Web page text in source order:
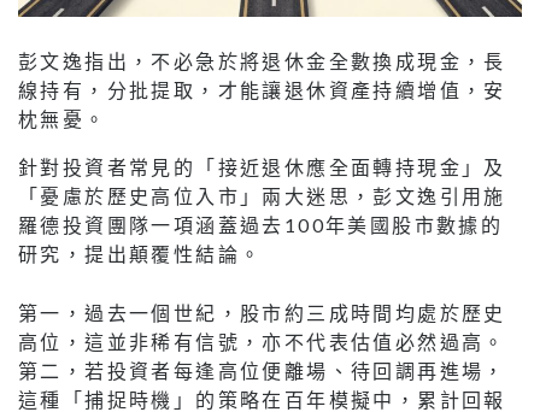
彭文逸指出，不必急於將退休金全數換成現金，長
線持有，分批提取，才能讓退休資產持續增值，安
枕無憂。
針對投資者常見的「接近退休應全面轉持現金」及
「憂慮於歷史高位入市」兩大迷思，彭文逸引用施
羅德投資團隊一項涵蓋過去100年美國股市數據的
研究，提出顛覆性結論。
第一，過去一個世紀，股市約三成時間均處於歷史
高位，這並非稀有信號，亦不代表估值必然過高。
第二，若投資者每逢高位便離場、待回調再進場，
這種「捕捉時機」的策略在百年模擬中，累計回報